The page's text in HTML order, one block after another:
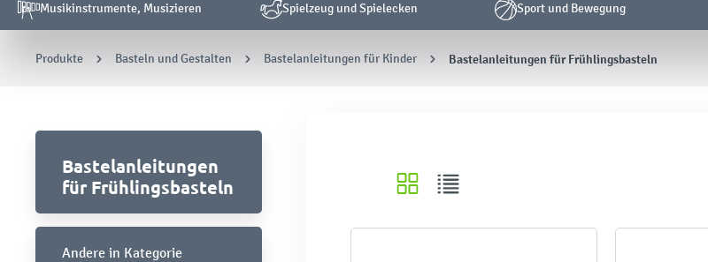
Musikinstrumente, Musizieren Spielzeug und Spielecken Sport und Bewegung
Produkte Basteln und Gestalten Bastelanleitungen für Kinder Bastelanleitungen für Frühlingsbasteln
Bastelanleitungen
für Frühlingsbasteln
Andere in Kategorie